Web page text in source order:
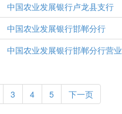
中国农业发展银行卢龙县支行
中国农业发展银行邯郸分行
中国农业发展银行邯郸分行营
3 4 5 下一页